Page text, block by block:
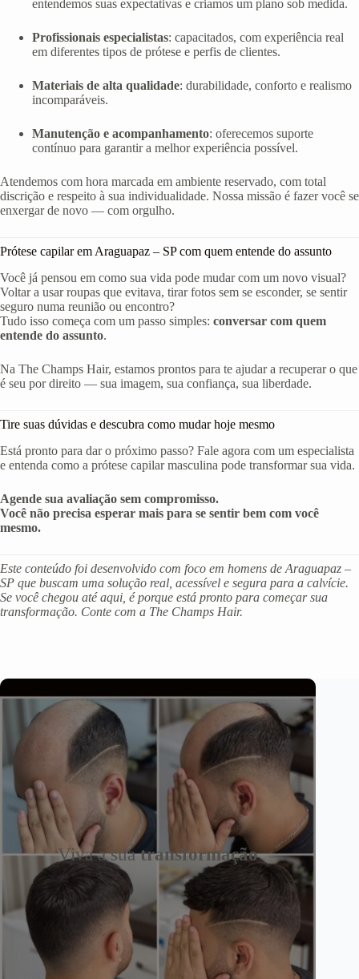
entendemos suas expectativas e criamos um plano sob medida.
Profissionais especialistas: capacitados, com experiência real
em diferentes tipos de prótese e perfis de clientes.
Materiais de alta qualidade: durabilidade, conforto e realismo
incomparáveis.
Manutenção e acompanhamento: oferecemos suporte
contínuo para garantir a melhor experiência possível.
Atendemos com hora marcada em ambiente reservado, com total
discrição e respeito à sua individualidade. Nossa missão é fazer você se
enxergar de novo — com orgulho.
Prótese capilar em Araguapaz – SP com quem entende do assunto
Você já pensou em como sua vida pode mudar com um novo visual?
Voltar a usar roupas que evitava, tirar fotos sem se esconder, se sentir
seguro numa reunião ou encontro?
Tudo isso começa com um passo simples: conversar com quem
entende do assunto.
Na The Champs Hair, estamos prontos para te ajudar a recuperar o que
é seu por direito — sua imagem, sua confiança, sua liberdade.
Tire suas dúvidas e descubra como mudar hoje mesmo
Está pronto para dar o próximo passo? Fale agora com um especialista
e entenda como a prótese capilar masculina pode transformar sua vida.
Agende sua avaliação sem compromisso.
Você não precisa esperar mais para se sentir bem com você
mesmo.
Este conteúdo foi desenvolvido com foco em homens de Araguapaz –
SP que buscam uma solução real, acessível e segura para a calvície.
Se você chegou até aqui, é porque está pronto para começar sua
transformação. Conte com a The Champs Hair.
Viva a suatransformação